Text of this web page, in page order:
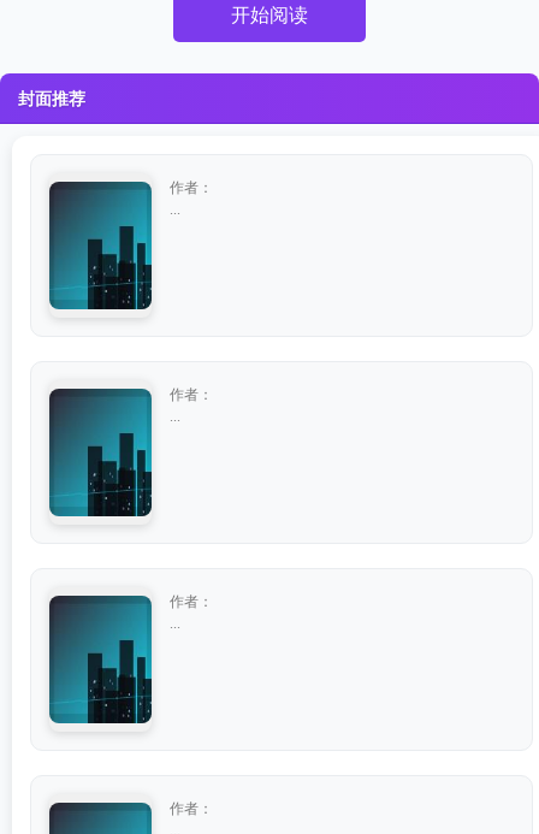
开始阅读
封面推荐
作者：
作者：
作者：
作者：